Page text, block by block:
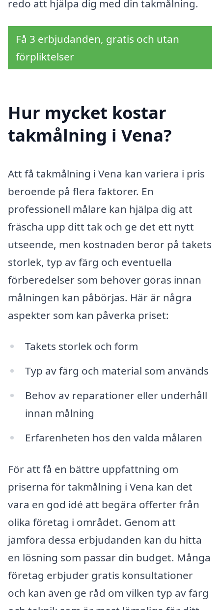
redo att hjälpa dig med din takmålning.
Få 3 erbjudanden, gratis och utan
förpliktelser
Hur mycket kostar
takmålning i Vena?
Att få takmålning i Vena kan variera i pris
beroende på flera faktorer. En
professionell målare kan hjälpa dig att
fräscha upp ditt tak och ge det ett nytt
utseende, men kostnaden beror på takets
storlek, typ av färg och eventuella
förberedelser som behöver göras innan
målningen kan påbörjas. Här är några
aspekter som kan påverka priset:
Takets storlek och form
Typ av färg och material som används
Behov av reparationer eller underhåll
innan målning
Erfarenheten hos den valda målaren
För att få en bättre uppfattning om
priserna för takmålning i Vena kan det
vara en god idé att begära offerter från
olika företag i området. Genom att
jämföra dessa erbjudanden kan du hitta
en lösning som passar din budget. Många
företag erbjuder gratis konsultationer
och kan även ge råd om vilken typ av färg